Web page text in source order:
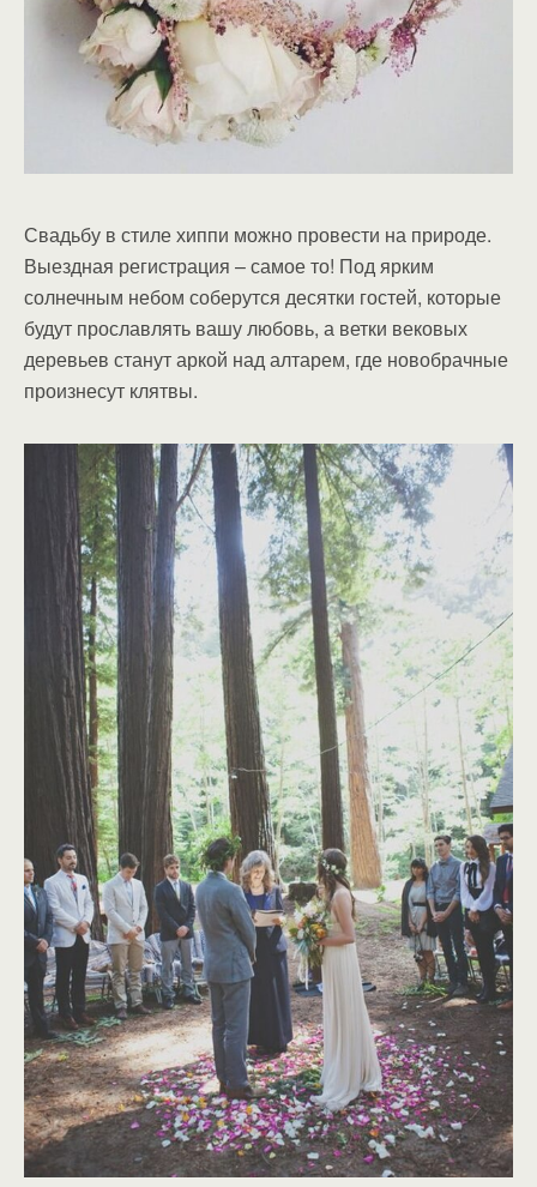
Свадьбу в стиле хиппи можно провести на природе.
Выездная регистрация – самое то! Под ярким
солнечным небом соберутся десятки гостей, которые
будут прославлять вашу любовь, а ветки вековых
деревьев станут аркой над алтарем, где новобрачные
произнесут клятвы.